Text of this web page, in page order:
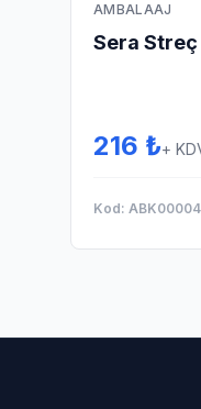
AMBALAAJ
Sera
216 ₺+
Kod: